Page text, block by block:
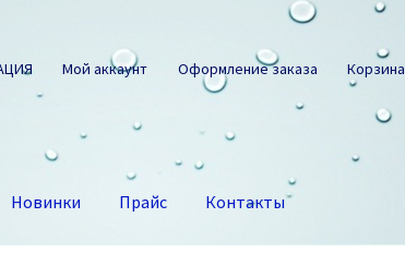
Мой аккаунт Оформление заказа Корзина
Новинки Прайс Контакты